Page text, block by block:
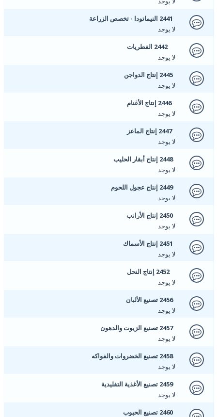
2441 النيماتودا - تخصص الزراعة
لا يوجد
2442 الفطريات
لا يوجد
2445 إنتاج الدواجن
لا يوجد
2446 إنتاج الأغنام
لا يوجد
2447 إنتاج الماعز
لا يوجد
2448 إنتاج أبقار الحليب
لا يوجد
2449 إنتاج عجول اللحوم
لا يوجد
2450 إنتاج الأرانب
لا يوجد
2451 إنتاج الأسماك
لا يوجد
2452 إنتاج النحل
لا يوجد
2456 تصنيع الألبان
لا يوجد
2457 تصنيع الزيوت والدهون
لا يوجد
2458 تصنيع الخضروات والفواكه
لا يوجد
2459 تصنيع الأغذية التقليدية
لا يوجد
2460 تصنيع الحبوب